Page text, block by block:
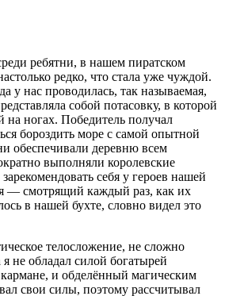
ребятни, в нашем пиратском
редко, что стала уже чуждой.
у нас проводилась, так называемая,
собой потасовку, в которой
на ногах. Победитель получал
бороздить море с самой опытной
обеспечивали деревню всем
выполняли королевские
себя у героев нашей
— смотрящий каждый раз, как их
в нашей бухте, словно видел это
телосложение, не сложно
я не обладал силой богатырей
и обделённый магическим
свои силы, поэтому рассчитывал